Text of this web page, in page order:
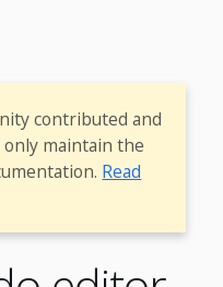
contributed and
only maintain the
Read